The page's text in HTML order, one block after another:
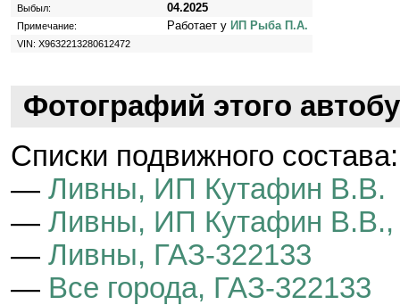
Выбыл: 04.2025
Примечание: Работает у ИП Рыба П.А.
VIN: X9632213280612472
Фотографий этого
Cписки подвижного состава:
— Ливны, ИП Кутафин В.В.
— Ливны, ИП Кутафин В.В.,
— Ливны, ГАЗ-322133
— Все города, ГАЗ-322133